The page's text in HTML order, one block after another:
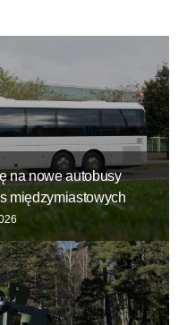
na nowe autobusy
międzymiastowych